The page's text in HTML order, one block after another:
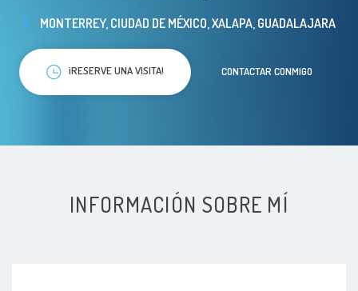
MONTERREY, CIUDAD DE MÉXICO, XALAPA, GUADALAJARA
¡RESERVE UNA VISITA! CONTACTAR CONMIGO
INFORMACIÓN SOBRE MÍ